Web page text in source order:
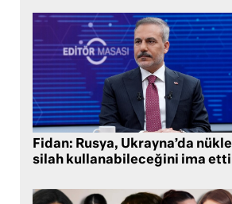
Fidan: Rusya, Ukrayna’da
silah kullanabileceğini ima etti